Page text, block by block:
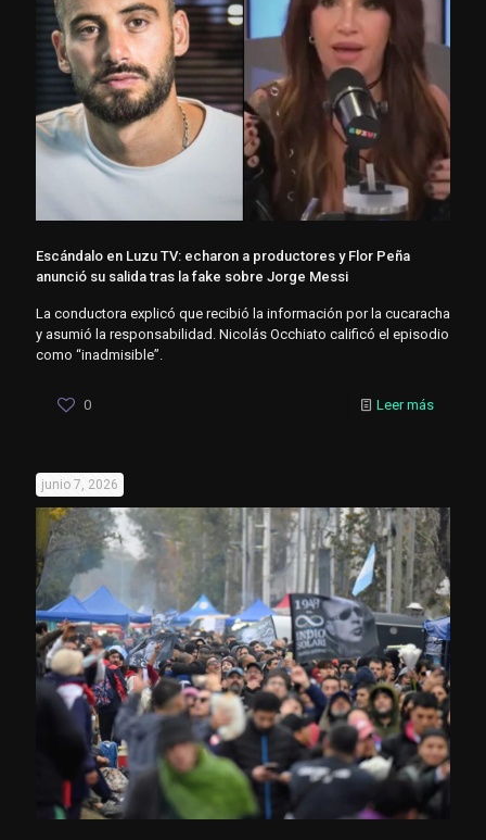
Escándalo en Luzu TV: echaron a productores y Flor Peña
anunció su salida tras la fake sobre Jorge Messi
La conductora explicó que recibió la información por la cucaracha
y asumió la responsabilidad. Nicolás Occhiato calificó el episodio
como “inadmisible”.
0 Leer más
junio 7, 2026